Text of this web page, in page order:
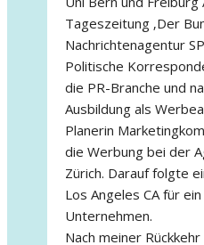
Tageszeitung ‚Der
Nachrichtenagentur
Politische
die PR-Branche und
Ausbildung als
Planerin
die Werbung bei der
Zürich. Darauf folgte
Los Angeles CA für
Unternehmen.
Nach meiner